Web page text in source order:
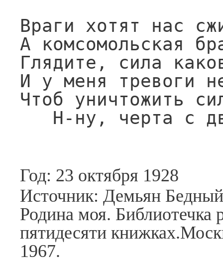
Враги хотят нас
А комсомольская
Глядите, сила
И у меня тревоги
Чтоб уничтожить
Н-ну, черта с
Год: 23 октября 1928
Источник: Демьян
Родина моя. Библиотечка
пятидесяти
1967.